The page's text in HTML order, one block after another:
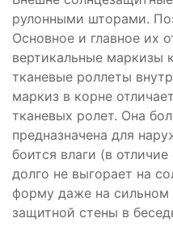
рулонными шторами.
Основное и главное их
вертикальные маркизы
тканевые роллеты
маркиз в корне
тканевых ролет. Она
предназначена для
боится влаги (в
долго не выгорает на
форму даже на сильном
защитной стены в